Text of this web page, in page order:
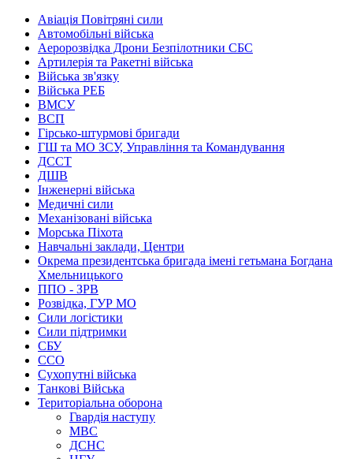
Авіація Повітряні сили
Автомобільні війська
Аеророзвідка Дрони Безпілотники СБС
Артилерія та Ракетні війська
Війська зв'язку
Війська РЕБ
ВМСУ
ВСП
Гірсько-штурмові бригади
ГШ та МО ЗСУ, Управління та Командування
ДССТ
ДШВ
Інженерні війська
Медичні сили
Механізовані війська
Морська Піхота
Навчальні заклади, Центри
Окрема президентська бригада імені гетьмана Богдана
Хмельницького
ППО - ЗРВ
Розвідка, ГУР МО
Сили логістики
Сили підтримки
СБУ
ССО
Сухопутні війська
Танкові Війська
Територіальна оборона
Гвардія наступу
МВС
ДСНС